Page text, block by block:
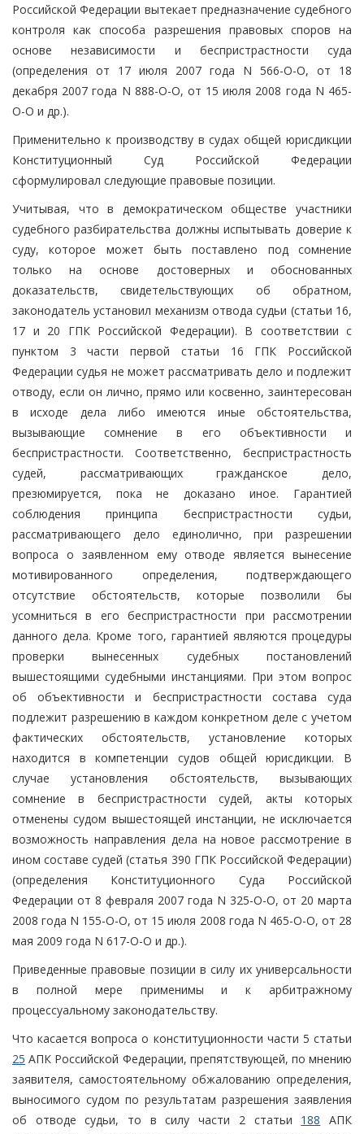
Российской Федерации вытекает предназначение судебного
контроля как способа разрешения правовых споров на
основе независимости и беспристрастности суда
(определения от 17 июля 2007 года N 566-О-О, от 18
декабря 2007 года N 888-О-О, от 15 июля 2008 года N 465-
О-О и др.).
Применительно к производству в судах общей юрисдикции
Конституционный Суд Российской Федерации
сформулировал следующие правовые позиции.
Учитывая, что в демократическом обществе участники
судебного разбирательства должны испытывать доверие к
суду, которое может быть поставлено под сомнение
только на основе достоверных и обоснованных
доказательств, свидетельствующих об обратном,
законодатель установил механизм отвода судьи (статьи 16,
17 и 20 ГПК Российской Федерации). В соответствии с
пунктом 3 части первой статьи 16 ГПК Российской
Федерации судья не может рассматривать дело и подлежит
отводу, если он лично, прямо или косвенно, заинтересован
в исходе дела либо имеются иные обстоятельства,
вызывающие сомнение в его объективности и
беспристрастности. Соответственно, беспристрастность
судей, рассматривающих гражданское дело,
презюмируется, пока не доказано иное. Гарантией
соблюдения принципа беспристрастности судьи,
рассматривающего дело единолично, при разрешении
вопроса о заявленном ему отводе является вынесение
мотивированного определения, подтверждающего
отсутствие обстоятельств, которые позволили бы
усомниться в его беспристрастности при рассмотрении
данного дела. Кроме того, гарантией являются процедуры
проверки вынесенных судебных постановлений
вышестоящими судебными инстанциями. При этом вопрос
об объективности и беспристрастности состава суда
подлежит разрешению в каждом конкретном деле с учетом
фактических обстоятельств, установление которых
находится в компетенции судов общей юрисдикции. В
случае установления обстоятельств, вызывающих
сомнение в беспристрастности судей, акты которых
отменены судом вышестоящей инстанции, не исключается
возможность направления дела на новое рассмотрение в
ином составе судей (статья 390 ГПК Российской Федерации)
(определения Конституционного Суда Российской
Федерации от 8 февраля 2007 года N 325-О-О, от 20 марта
2008 года N 155-О-О, от 15 июля 2008 года N 465-О-О, от 28
мая 2009 года N 617-О-О и др.).
Приведенные правовые позиции в силу их универсальности
в полной мере применимы и к арбитражному
процессуальному законодательству.
Что касается вопроса о конституционности части 5 статьи
25 АПК Российской Федерации, препятствующей, по мнению
заявителя, самостоятельному обжалованию определения,
выносимого судом по результатам разрешения заявления
об отводе судьи, то в силу части 2 статьи 188 АПК